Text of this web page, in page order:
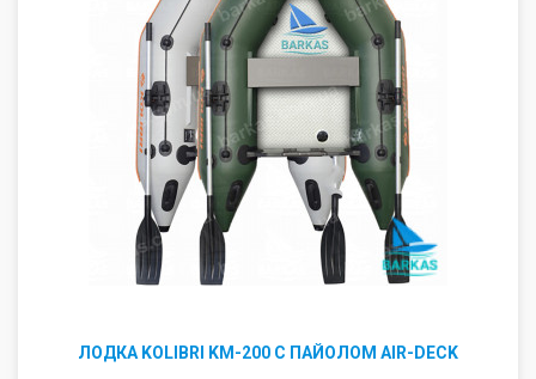
ЛОДКА KOLIBRI KM-200 С ПАЙОЛОМ AIR-DECK